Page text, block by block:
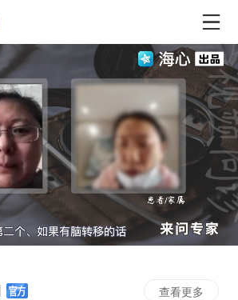
查看更多